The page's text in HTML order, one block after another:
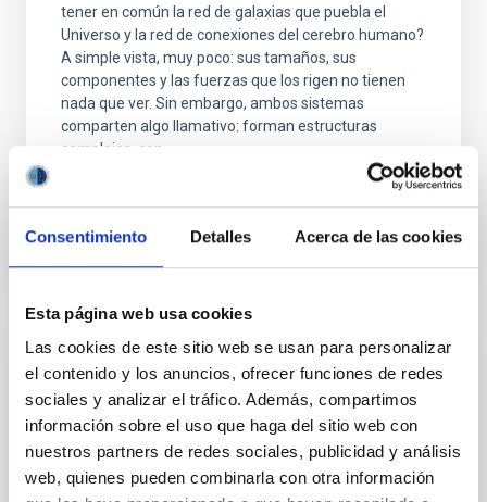
Consentimiento Detalles Acerca de las cookies
Esta página web usa cookies
Las cookies de este sitio web se usan para personalizar
el contenido y los anuncios, ofrecer funciones de redes
sociales y analizar el tráfico. Además, compartimos
información sobre el uso que haga del sitio web con
nuestros partners de redes sociales, publicidad y análisis
web, quienes pueden combinarla con otra información
tener en común la red de galaxias que puebla el
Universo y la red de conexiones del cerebro humano?
A simple vista, muy poco: sus tamaños, sus
componentes y las fuerzas que los rigen no tienen
nada que ver. Sin embargo, ambos sistemas
comparten algo llamativo: forman estructuras
complejas, con
The ULL and the IAC have created one of
the largest photometric catalogues of
asteroids observed in Spain
A team of scientists, including astrophysicist Carlos